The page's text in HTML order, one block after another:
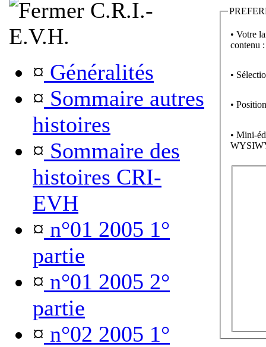
C.R.I.-
E.V.H.
¤ Généralités
¤ Sommaire autres
histoires
¤ Sommaire des
histoires CRI-
EVH
¤ n°01 2005 1°
partie
¤ n°01 2005 2°
partie
¤ n°02 2005 1°
• Votre
contenu :
•
•
• Mini-